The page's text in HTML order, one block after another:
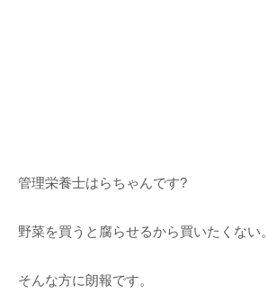
管理栄養士はらちゃんです?
野菜を買うと腐らせるから買いたくない。
そんな方に朗報です。